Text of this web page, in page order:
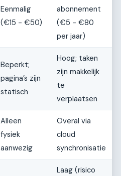
Eenmalig
(€15 - €50)
abonnement
(€5 - €80
per jaar)
Beperkt;
pagina’s zijn
statisch
Hoog; taken
zijn makkelijk
te
verplaatsen
Alleen
fysiek
aanwezig
Overal via
cloud
synchronisatie
Laag (risico